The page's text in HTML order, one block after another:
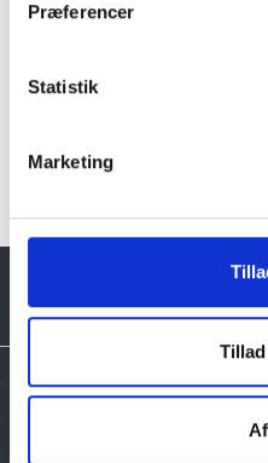
Præferencer
Statistik
Marketing